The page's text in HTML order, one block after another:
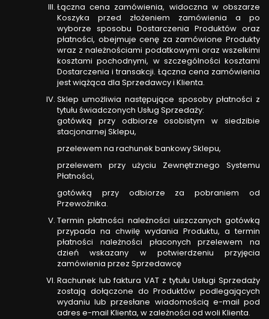
Łączna cena zamówienia, widoczna w obszarze
Koszyka przed złożeniem zamówienia a po
wyborze sposobu Dostarczenia Produktów oraz
płatności, obejmuje cenę za zamówione Produkty
wraz z należnościami podatkowymi oraz wszelkimi
kosztami pochodnymi, w szczególności kosztami
Dostarczenia i transakcji. Łączna cena zamówienia
jest wiążąca dla Sprzedawcy i Klienta.
Sklep umożliwia następujące sposoby płatności z
tytułu świadczonych Usług Sprzedaży:
gotówką przy odbiorze osobistym w siedzibie
stacjonarnej Sklepu,
przelewem na rachunek bankowy Sklepu,
przelewem przy użyciu Zewnętrznego Systemu
Płatności,
gotówką przy odbiorze za pobraniem od
Przewoźnika.
Termin płatności należności uiszczanych gotówką
przypada na chwilę wydania Produktu, a termin
płatności należności płaconych przelewem na
dzień wskazany w potwierdzeniu przyjęcia
zamówienia przez Sprzedawcę
Rachunek lub faktura VAT z tytułu Usługi Sprzedaży
zostają dołączone do Produktów podlegających
wydaniu lub przesłane wiadomością e-mail pod
adres e-mail Klienta, w zależności od woli Klienta.